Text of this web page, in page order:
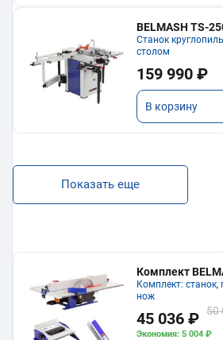
BELMASH TS-
Станок
столом
159 990 ₽
В корзину
Показать еще
Комплект
Комплект:
нож
45 036 ₽ 50
Экономия: 5 004 ₽